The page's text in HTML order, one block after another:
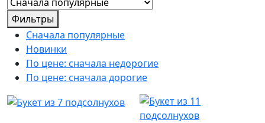
Фильтры
Сначала популярные
Новинки
По цене: сначала недорогие
По цене: сначала дорогие